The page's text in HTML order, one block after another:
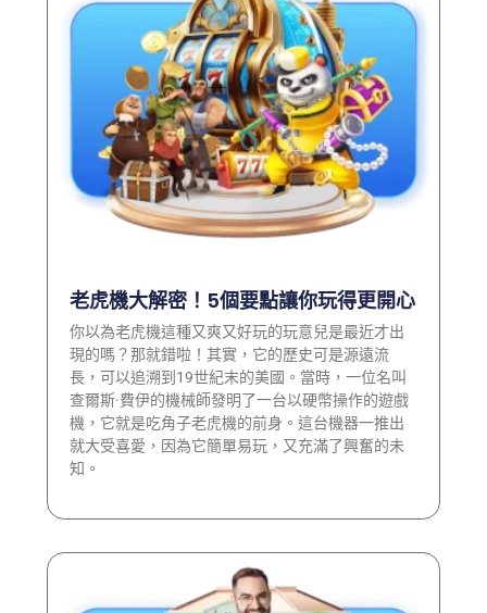
老虎機大解密！5個要點讓你玩得更開心
你以為老虎機這種又爽又好玩的玩意兒是最近才出
現的嗎？那就錯啦！其實，它的歷史可是源遠流
長，可以追溯到19世紀末的美國。當時，一位名叫
查爾斯·費伊的機械師發明了一台以硬幣操作的遊戲
機，它就是吃角子老虎機的前身。這台機器一推出
就大受喜愛，因為它簡單易玩，又充滿了興奮的未
知。